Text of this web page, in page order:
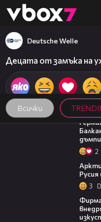
👾
Всички
Deutsche Welle
Децата от замъка на
03:27
2
Русия
3